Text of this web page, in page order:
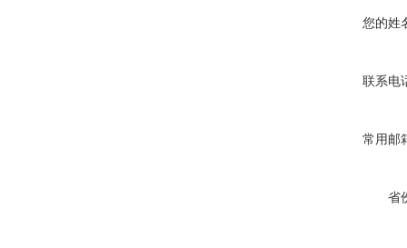
您的姓
联系电
常用邮
省